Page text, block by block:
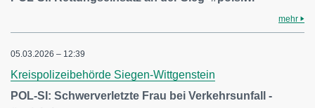
mehr
05.03.2026 – 12:39
Kreispolizeibehörde Siegen-Wittgenstein
POL-SI: Schwerverletzte Frau bei Verkehrsunfall -